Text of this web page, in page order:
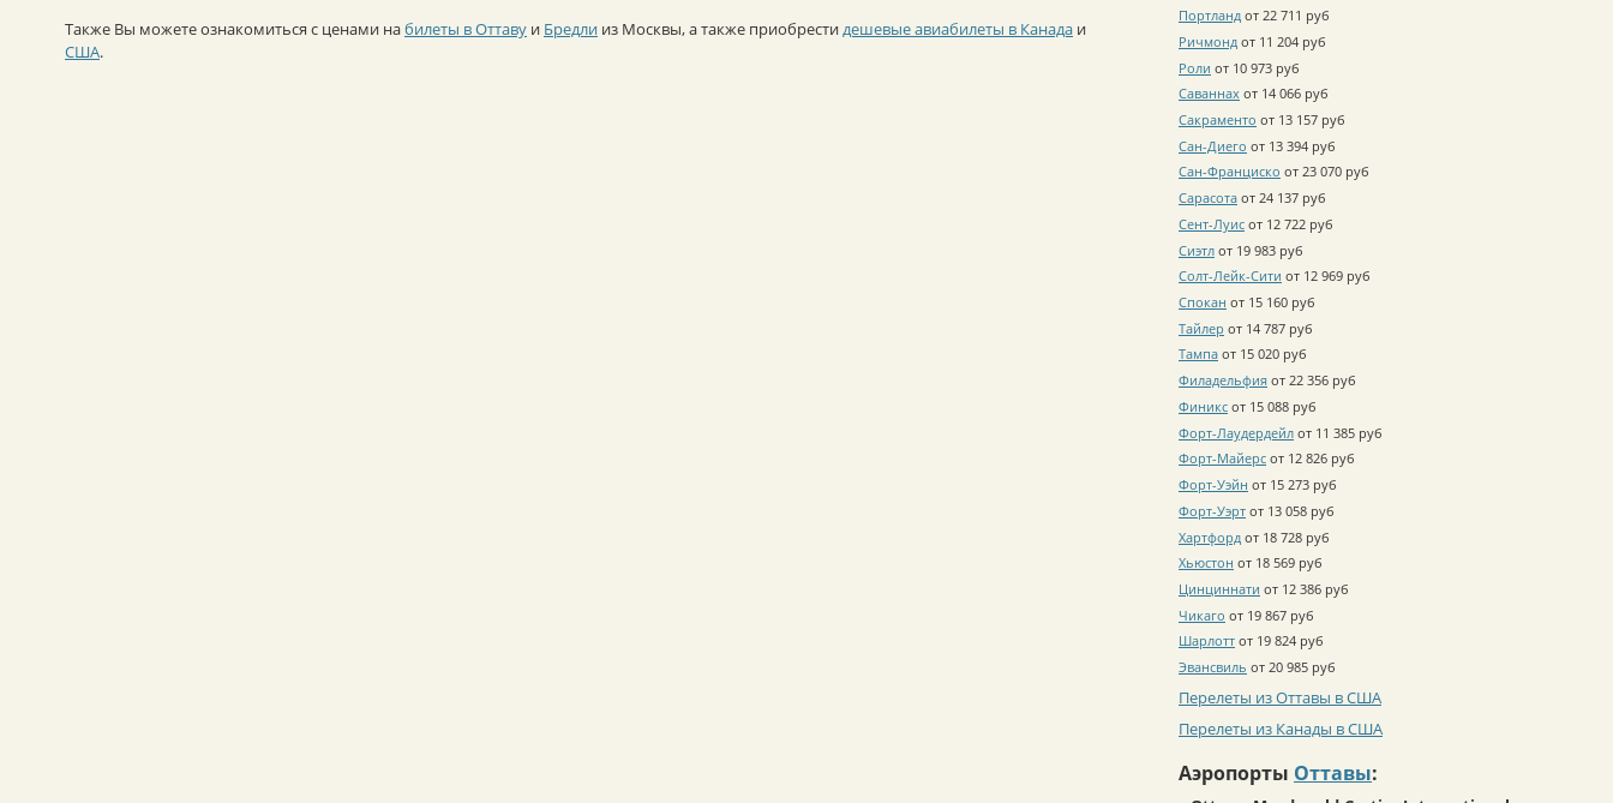
Также Вы можете ознакомиться с ценами набилеты в Оттаву и Бредли из Москвы, а также приобрестидешевые авиабилеты в Канада и
США.
Портланд от 22 711 руб
Ричмонд от 11 204 руб
Роли от 10 973 руб
Саваннах от 14 066 руб
Сакраменто от 13 157 руб
Сан-Диего от 13 394 руб
Сан-Франциско от 23 070 руб
Сарасота от 24 137 руб
Сент-Луис от 12 722 руб
Сиэтл от 19 983 руб
Солт-Лейк-Сити от 12 969 руб
Спокан от 15 160 руб
Тайлер от 14 787 руб
Тампа от 15 020 руб
Филадельфия от 22 356 руб
Финикс от 15 088 руб
Форт-Лаудердейл от 11 385 руб
Форт-Майерс от 12 826 руб
Форт-Уэйн от 15 273 руб
Форт-Уэрт от 13 058 руб
Хартфорд от 18 728 руб
Хьюстон от 18 569 руб
Цинциннати от 12 386 руб
Чикаго от 19 867 руб
Шарлотт от 19 824 руб
Эвансвиль от 20 985 руб
Перелеты из Оттавы в США
Перелеты из Канады в США
Аэропорты Оттавы: